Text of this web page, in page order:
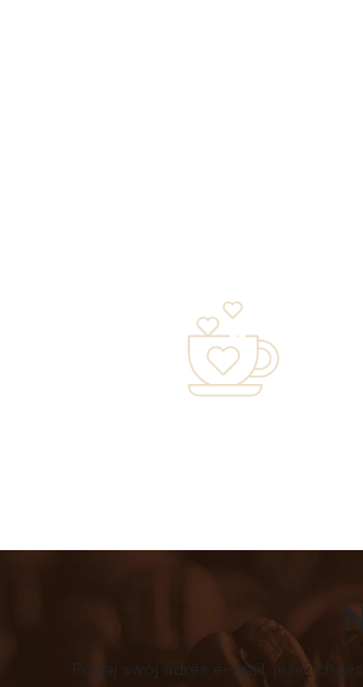
Podaj swój adres e-mail, jeżeli